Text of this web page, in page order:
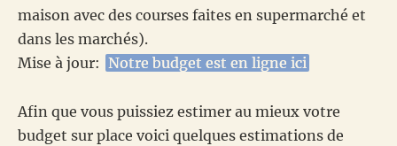
maison avec des courses faites en supermarché et
dans les marchés).
Mise à jour: Notre budget est en ligne ici
Afin que vous puissiez estimer au mieux votre
budget sur place voici quelques estimations de